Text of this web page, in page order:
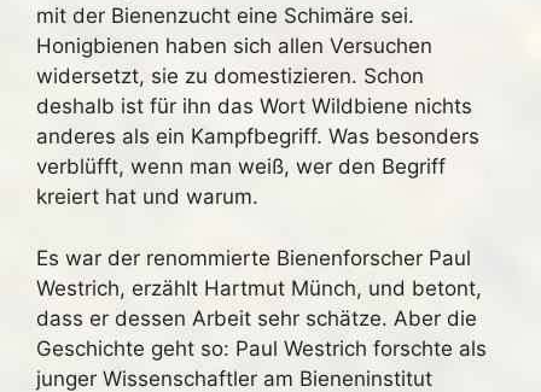
mit der Bienenzucht eine Schimäre sei.
Honigbienen haben sich allen Versuchen
widersetzt, sie zu domestizieren. Schon
deshalb ist für ihn das Wort Wildbiene nichts
anderes als ein Kampfbegriff. Was besonders
verblüfft, wenn man weiß, wer den Begriff
kreiert hat und warum.
Es war der renommierte Bienenforscher Paul
Westrich, erzählt Hartmut Münch, und betont,
dass er dessen Arbeit sehr schätze. Aber die
Geschichte geht so: Paul Westrich forschte als
junger Wissenschaftler am Bieneninstitut